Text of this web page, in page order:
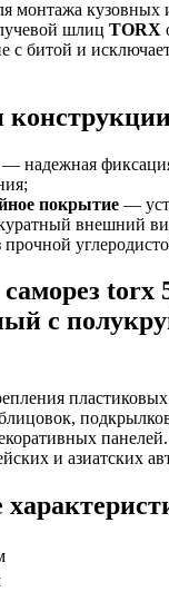
монтажа кузовных
шлиц TORX
с битой и
— надежная
покрытие —
внешний
torx
с
и азиатских